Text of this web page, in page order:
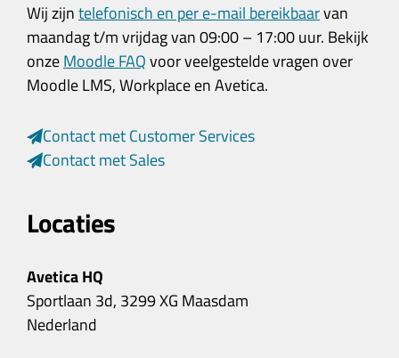
Wij zijntelefonisch en per e-mail bereikbaarvan
maandag t/m vrijdag van 09:00 – 17:00 uur. Bekijk
onzeMoodle FAQvoor veelgestelde vragen over
Moodle LMS, Workplace en Avetica.
Contact met Customer Services
Contact met Sales
Locaties
Avetica HQ
Sportlaan 3d, 3299 XG Maasdam
Nederland